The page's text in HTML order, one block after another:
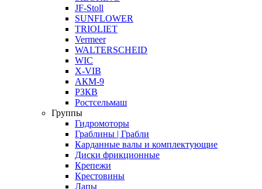
JF-Stoll
SUNFLOWER
TRIOLIET
Vermeer
WALTERSCHEID
WIC
X-VIB
АКМ-9
РЗКВ
Ростсельмаш
Группы
Гидромоторы
Граблины | Грабли
Карданные валы и комплектующие
Диски фрикционные
Крепежи
Крестовины
Лапы